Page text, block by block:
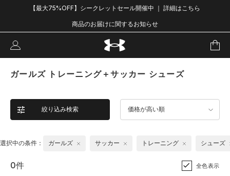
【最大75%OFF】シークレットセール開催中 ｜ 詳細はこちら
商品のお届けに関するお知らせ
ガールズ トレーニング＋サッカー シューズ
絞り込み検索 価格が高い順
選択中の条件： ガールズ サッカー トレーニング シューズ
0件 全色表示